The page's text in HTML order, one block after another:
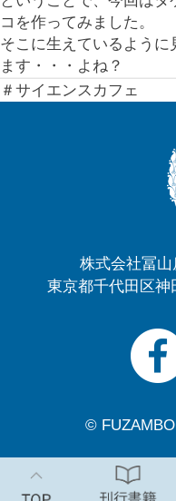
コを作ってみました。
そこに生えているように
ます・・・よね？
＃サイエンスカフェ
株式会社冨
東京都千代田区神
©